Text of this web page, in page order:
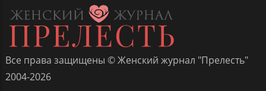
Все права защищены © Женский журнал "Прелесть"
2004-2026